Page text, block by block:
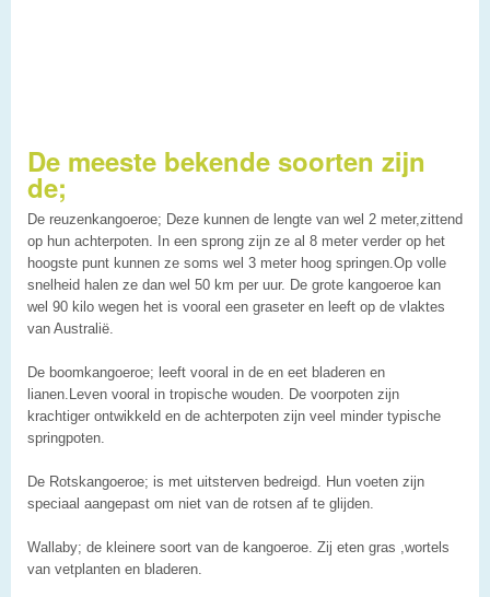
De meeste bekende soorten zijn
de;
De reuzenkangoeroe; Deze kunnen de lengte van wel 2 meter,zittend
op hun achterpoten. In een sprong zijn ze al 8 meter verder op het
hoogste punt kunnen ze soms wel 3 meter hoog springen.Op volle
snelheid halen ze dan wel 50 km per uur. De grote kangoeroe kan
wel 90 kilo wegen het is vooral een graseter en leeft op de vlaktes
van Australië.
De boomkangoeroe; leeft vooral in de en eet bladeren en
lianen.Leven vooral in tropische wouden. De voorpoten zijn
krachtiger ontwikkeld en de achterpoten zijn veel minder typische
springpoten.
De Rotskangoeroe; is met uitsterven bedreigd. Hun voeten zijn
speciaal aangepast om niet van de rotsen af te glijden.
Wallaby; de kleinere soort van de kangoeroe. Zij eten gras ,wortels
van vetplanten en bladeren.